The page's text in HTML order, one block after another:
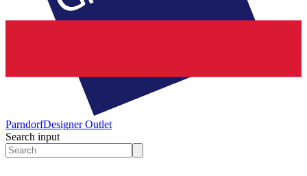
ParndorfDesigner Outlet
Search input